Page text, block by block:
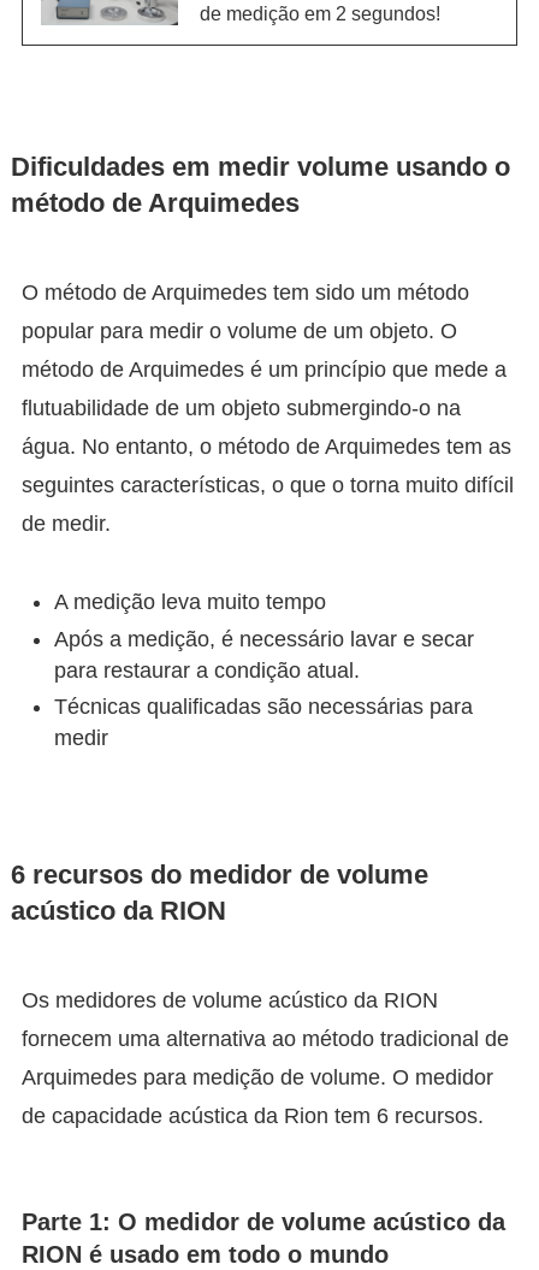
de medição em 2 segundos!
Dificuldades em medir volume usando o
método de Arquimedes
O método de Arquimedes tem sido um método
popular para medir o volume de um objeto. O
método de Arquimedes é um princípio que mede a
flutuabilidade de um objeto submergindo-o na
água. No entanto, o método de Arquimedes tem as
seguintes características, o que o torna muito difícil
de medir.
A medição leva muito tempo
Após a medição, é necessário lavar e secar
para restaurar a condição atual.
Técnicas qualificadas são necessárias para
medir
6 recursos do medidor de volume
acústico da RION
Os medidores de volume acústico da RION
fornecem uma alternativa ao método tradicional de
Arquimedes para medição de volume. O medidor
de capacidade acústica da Rion tem 6 recursos.
Parte 1: O medidor de volume acústico da
RION é usado em todo o mundo